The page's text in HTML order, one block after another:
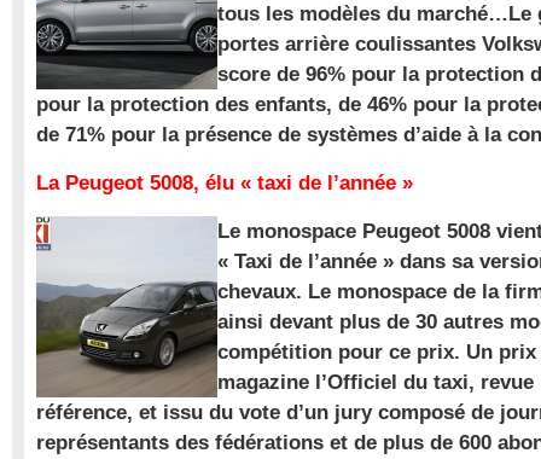
tous les modèles du marché…Le
portes arrière coulissantes
score de 96% pour la protection
pour la protection des enfants, de 46% pour la
de 71% pour la présence de systèmes d’aide à la
La Peugeot 5008, élu « taxi de l’année »
Le monospace Peugeot 5008
« Taxi de l’année » dans sa
chevaux. Le monospace de la
ainsi devant plus de 30 autres
compétition pour ce prix. Un
magazine l’Officiel du taxi,
référence, et issu du vote d’un jury composé de
représentants des fédérations et de plus de 600